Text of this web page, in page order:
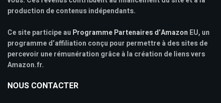
production de contenus indépendants.
Ce site participe au Programme Partenaires d’Amazon EU, un
programme d’affiliation conçu pour permettre à des sites de
percevoir une rémunération grâce à la création de liens vers
Amazon.fr.
NOUS CONTACTER